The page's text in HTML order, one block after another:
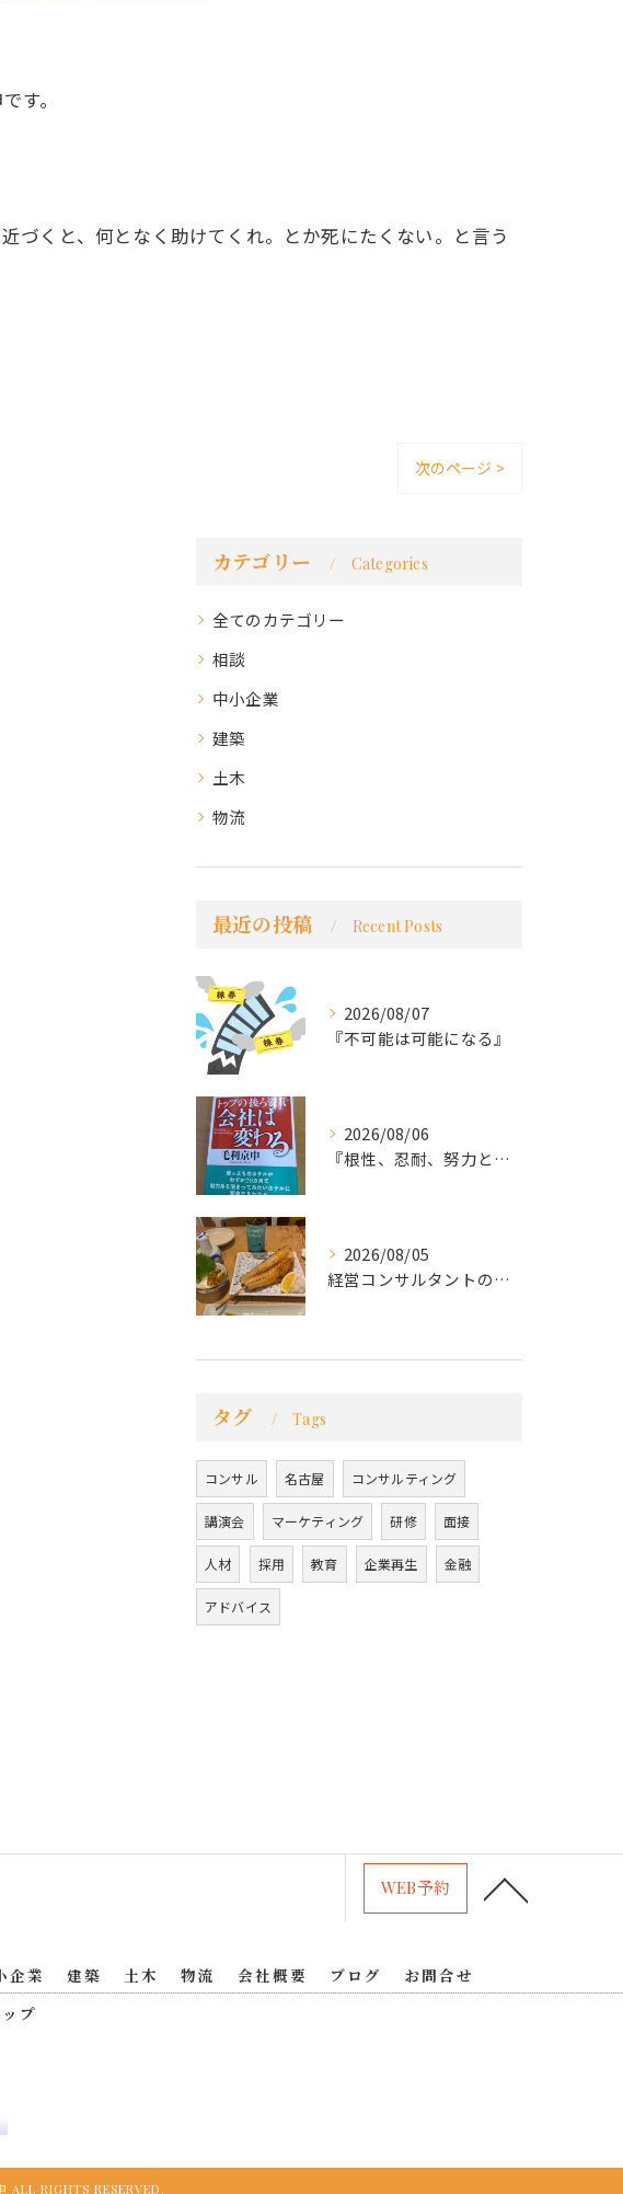
す。
づくと、何となく助けてくれ。とか死にたくない。と言う
次のページ >
カテゴリー Categories
全てのカテゴリー
相談
中小企業
建築
土木
物流
最近の投稿 Recent Posts
2026/08/07
『不可能は可能になる』
2026/08/06
『根性、忍耐、努力という言葉は死語なのか』
2026/08/05
経営コンサルタントのモーちゃん・毛利京申です。
タグ Tags
コンサル 名古屋 コンサルティング
講演会 マーケティング 研修 面接
人材 採用 教育 企業再生 金融
アドバイス
WEB予約
企業 建築 土木 物流 会社概要 ブログ
お問合せ
プ
ALL RIGHTS RESERVED.